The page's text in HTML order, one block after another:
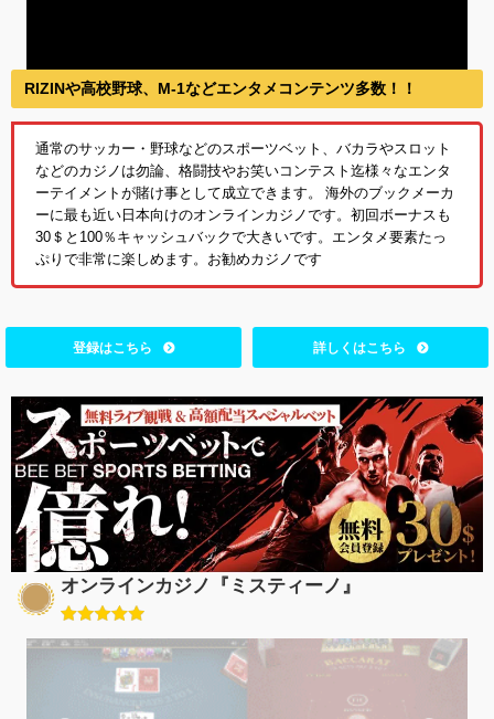
RIZINや高校野球、M-1などエンタメコンテンツ多数！！
通常のサッカー・野球などのスポーツベット、バカラやスロット
などのカジノは勿論、格闘技やお笑いコンテスト迄様々なエンタ
ーテイメントが賭け事として成立できます。 海外のブックメーカ
ーに最も近い日本向けのオンラインカジノです。初回ボーナスも
30＄と100％キャッシュバックで大きいです。エンタメ要素たっ
ぷりで非常に楽しめます。お勧めカジノです
登録はこちら 詳しくはこちら
オンラインカジノ『ミスティーノ』